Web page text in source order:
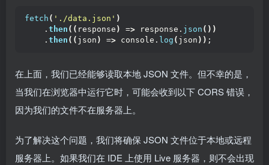
fetch ( './data.json' )
    .
then (( response ) => response. json ())
    .
then (( json ) => console. log ( json )) ;
在上面，我们已经能够读取本地 JSON 文件。但不幸的是，
当我们在浏览器中运行它时，可能会收到以下 CORS 错误，
因为我们的文件不在服务器上。
为了解决这个问题，我们将确保 JSON 文件位于本地或远程
服务器上。如果我们在 IDE 上使用 Live 服务器，则不会出现